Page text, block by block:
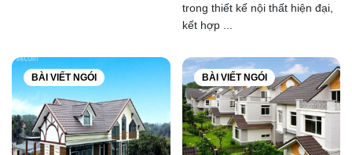
trong thiết kế nội thất hiện đại,
kết hợp ...
BÀI VIẾT NGÓI BÀI VIẾT NGÓI